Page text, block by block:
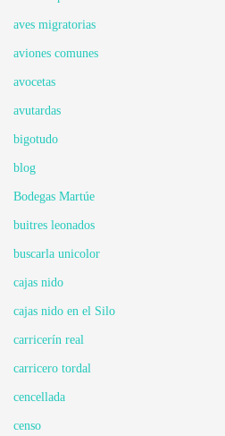
aves migratorias
aviones comunes
avocetas
avutardas
bigotudo
blog
Bodegas Martúe
buitres leonados
buscarla unicolor
cajas nido
cajas nido en el Silo
carricerín real
carricero tordal
cencellada
censo